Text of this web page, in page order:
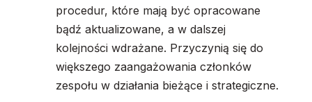
procedur, które mają być opracowane
bądź aktualizowane, a w dalszej
kolejności wdrażane. Przyczynią się do
większego zaangażowania członków
zespołu w działania bieżące i strategiczne.